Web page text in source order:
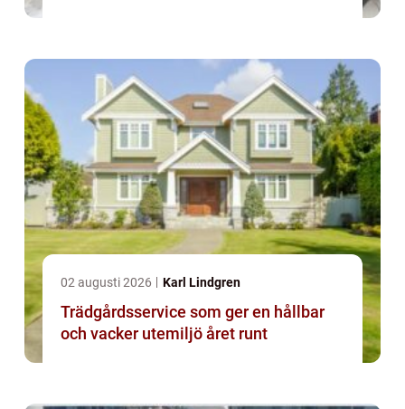
02 augusti 2026 Karl Lindgren
Trädgårdsservice som ger en hållbar
och vacker utemiljö året runt